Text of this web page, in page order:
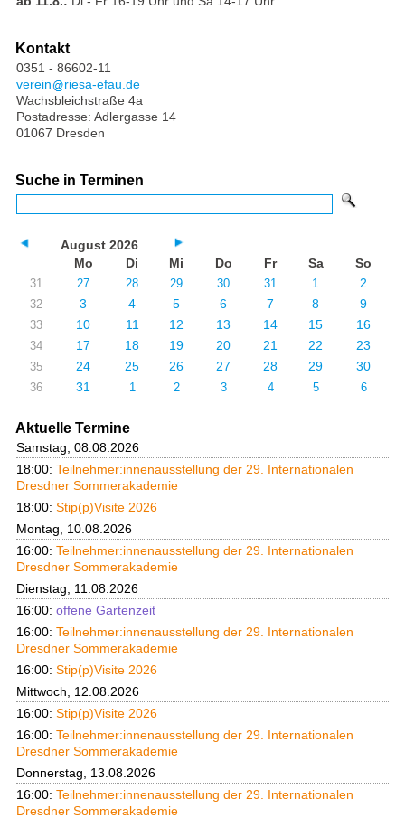
Kontakt
0351 - 86602-11
verein
riesa-efau.de
Wachsbleichstraße 4a
Postadresse: Adlergasse 14
01067 Dresden
Suche in Terminen
August 2026
Mo
Di Mi Do Fr Sa So
31 27 28 29 30 31 1 2
32 3 4 5 6 7 8 9
33 10 11 12 13 14 15 16
34 17 18 19 20 21 22 23
35 24 25 26 27 28 29 30
36 31 1 2 3 4 5 6
Aktuelle Termine
Samstag, 08.08.2026
18:00: Teilnehmer:innenausstellung der 29. Internationalen
Dresdner Sommerakademie
18:00: Stip(p)Visite 2026
Montag, 10.08.2026
16:00: Teilnehmer:innenausstellung der 29. Internationalen
Dresdner Sommerakademie
Dienstag, 11.08.2026
16:00: offene Gartenzeit
16:00: Teilnehmer:innenausstellung der 29. Internationalen
Dresdner Sommerakademie
16:00: Stip(p)Visite 2026
Mittwoch, 12.08.2026
16:00: Stip(p)Visite 2026
16:00: Teilnehmer:innenausstellung der 29. Internationalen
Dresdner Sommerakademie
Donnerstag, 13.08.2026
16:00: Teilnehmer:innenausstellung der 29. Internationalen
Dresdner Sommerakademie